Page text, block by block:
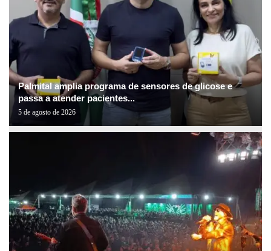
Palmital amplia programa de sensores de glicose e
passa a atender pacientes...
5 de agosto de 2026